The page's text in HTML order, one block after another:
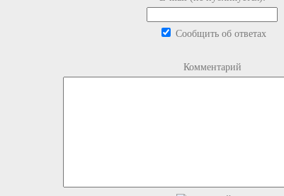
Сообщить об ответах
Комментарий